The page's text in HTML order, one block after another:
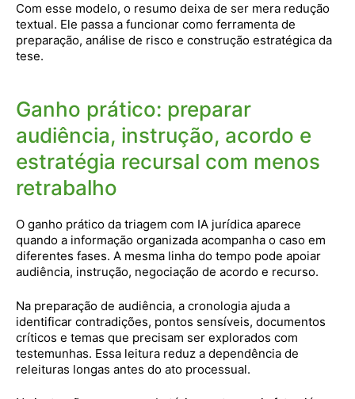
Com esse modelo, o resumo deixa de ser mera redução
textual. Ele passa a funcionar como ferramenta de
preparação, análise de risco e construção estratégica da
tese.
Ganho prático: preparar
audiência, instrução, acordo e
estratégia recursal com menos
retrabalho
O ganho prático da triagem com IA jurídica aparece
quando a informação organizada acompanha o caso em
diferentes fases. A mesma linha do tempo pode apoiar
audiência, instrução, negociação de acordo e recurso.
Na preparação de audiência, a cronologia ajuda a
identificar contradições, pontos sensíveis, documentos
críticos e temas que precisam ser explorados com
testemunhas. Essa leitura reduz a dependência de
releituras longas antes do ato processual.